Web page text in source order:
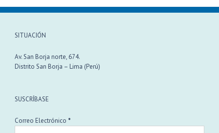
SITUACIÓN
Av. San Borja norte, 674.
Distrito San Borja – Lima (Perú)
SUSCRÍBASE
Correo Electrónico *